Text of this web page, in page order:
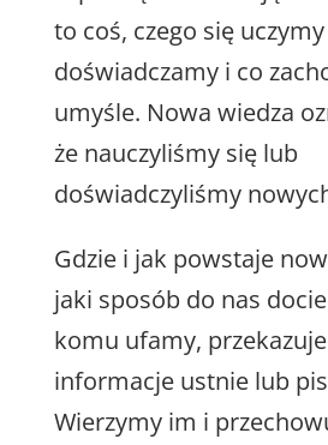
to coś, czego się
doświadczamy i co
umyśle. Nowa wiedza
że nauczyliśmy się lub
doświadczyliśmy
Gdzie i jak powstaje
jaki sposób do nas
komu ufamy,
informacje ustnie lub
Wierzymy im i